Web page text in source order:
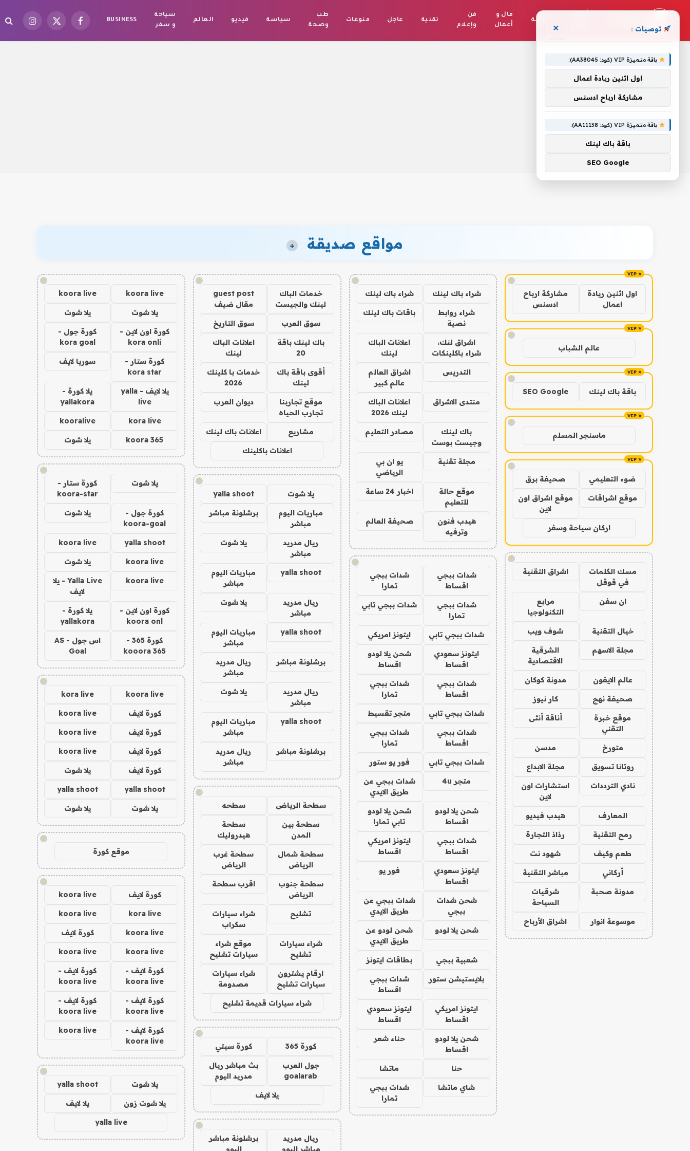
رياضة
مال و
أعمال
فن
وإعلام
تقنية عاجل منوعات
طب
وصحة
سياسة فيديو العالم
سياحة
و سفر
BUSINESS فيسبوكX
الانستغرام
أنطلاق
مواقع صديقة +
!
اول اثنين ريادة
اعمال
مشاركة ارباح
ادسنس
!
عالم الشباب
!
باقة باك لينك SEO Google
!
ماسنجر المسلم
!
ضوء التعليمي صحيفة برق
موقع اشراقات
موقع اشراق اون
لاين
اركان سياحة وسفر
!
مسك الكلمات
في قوقل
اشراق التقنية
ان سفن
مرابع
التكنولوجيا
خيال التقنية شوف ويب
مجلة الاسهم
الشرقية
الاقتصادية
عالم الايفون مدونة كوكان
صحيفة نهج كار نيوز
موقع خبرة
التقني
أناقة أنثى
متورخ مدسن
روتانا تسويق مجلة الابداع
نادي الترددات
استشارات اون
لاين
المعارف هيدب فيديو
رمح التقنية رذاذ التجارة
طعم وكيف شهود نت
أركاني مباشر التقنية
مدونة صحبة
شرقيات
السياحة
موسوعة انوار اشراق الأرباح
!
شراء باك لينك شراء باك لينك
شراء روابط
نصية
باقات باك لينك
اشراق لنك،
شراء باكلينكات
اعلانات الباك
لينك
التدريس
اشراق العالم
عالم كبير
منتدى الاشراق
اعلانات الباك
لينك 2026
باك لينك
وجيست بوست
مصادر التعليم
مجلة تقنية
يو ان بي
الرياضي
موقع حالة
للتعليم
اخبار 24 ساعة
هيدب فنون
وترفيه
صحيفة العالم
!
شدات ببجي
اقساط
شدات ببجي
تمارا
شدات ببجي
تمارا
شدات ببجي تابي
شدات ببجي تابي ايتونز امريكي
ايتونز سعودي
اقساط
شحن يلا لودو
اقساط
شدات ببجي
اقساط
شدات ببجي
تمارا
شدات ببجي تابي متجر تقسيط
شدات ببجي
اقساط
شدات ببجي
تمارا
شدات ببجي تابي فور يو ستور
متجر 4u
شدات ببجي عن
طريق الايدي
شحن يلا لودو
اقساط
شحن يلا لودو
تابي تمارا
شدات ببجي
اقساط
ايتونز امريكي
اقساط
ايتونز سعودي
اقساط
فور يو
شحن شدات
ببجي
شدات ببجي عن
طريق الايدي
شحن يلا لودو
شحن لودو عن
طريق الايدي
شعبية ببجي بطاقات ايتونز
بلايستيشن ستور
شدات ببجي
اقساط
ايتونز امريكي
اقساط
ايتونز سعودي
اقساط
شحن يلا لودو
اقساط
حناء شعر
حنا ماتشا
شاي ماتشا
شدات ببجي
تمارا
!
خدمات الباك
لينك والجيست
guest post
مقال ضيف
سوق العرب سوق التاريخ
باك لينك باقة
20
اعلانات الباك
لينك
أقوى باقة باك
لينك
خدمات با كلينك
2026
موقع تجاربنا
تجارب الحياه
ديوان العرب
مشاريع اعلانات باك لينك
اعلانات باكلينك
!
يلا شوت yalla shoot
مباريات اليوم
مباشر
برشلونة مباشر
ريال مدريد
مباشر
يلا شوت
yalla shoot
مباريات اليوم
مباشر
ريال مدريد
مباشر
يلا شوت
yalla shoot
مباريات اليوم
مباشر
برشلونة مباشر
ريال مدريد
مباشر
ريال مدريد
مباشر
يلا شوت
yalla shoot
مباريات اليوم
مباشر
برشلونة مباشر
ريال مدريد
مباشر
!
سطحة الرياض سطحه
سطحة بين
المدن
سطحة
هيدروليك
سطحة شمال
الرياض
سطحة غرب
الرياض
سطحة جنوب
الرياض
اقرب سطحة
تشليح
شراء سيارات
سكراب
شراء سيارات
تشليح
موقع شراء
سيارات تشليح
ارقام يشترون
سيارات تشليح
شراء سيارات
مصدومة
شراء سيارات قديمة تشليح
!
كورة 365 كورة سيتي
جول العرب
goalarab
بث مباشر ريال
مدريد اليوم
يلا لايف
!
ريال مدريد
مباشر اليوم
برشلونة مباشر
اليوم
!
koora live
koora live
يلا شوت يلا شوت
كورة اون لاين -
kora onli
كورة جول -
kora goal
كورة ستار -
kora star
سوريا لايف
يلا لايف - yalla
live
يلا كورة -
yallakora
kora live
kooralive
koora 365 يلا شوت
!
يلا شوت
كورة ستار -
koora-star
كورة جول -
koora-goal
يلا شوت
yalla shoot
koora live
koora live يلا شوت
koora live
Yalla Live - يلا
لايف
كورة اون لاين -
koora onl
يلا كورة -
yallakora
كورة 365 -
kooora 365
اس جول - AS
Goal
!
koora live
kora live
كورة لايف koora live
كورة لايف koora live
كورة لايف koora live
كورة لايف يلا شوت
yalla shoot
yalla shoot
يلا شوت يلا شوت
!
موقع كورة
!
كورة لايف koora live
kora live
koora live
koora live كورة لايف
koora live
koora live
كورة لايف -
koora live
كورة لايف -
koora live
كورة لايف -
koora live
كورة لايف -
koora live
كورة لايف -
koora live
koora live
!
يلا شوت yalla shoot
يلا شوت زون يلا لايف
yalla live
توصيات : ×
باقة متميزة VIP (كود: AA38045):
اول اثنين ريادة اعمال
مشاركة ارباح ادسنس
باقة متميزة VIP (كود: AA11138):
باقة باك لينك
SEO Google